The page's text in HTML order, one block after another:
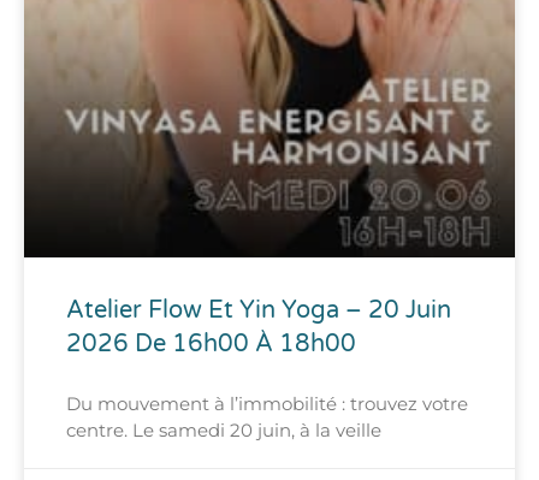
Atelier Flow Et Yin Yoga – 20 Juin
2026 De 16h00 À 18h00
Du mouvement à l’immobilité : trouvez votre
centre. Le samedi 20 juin, à la veille